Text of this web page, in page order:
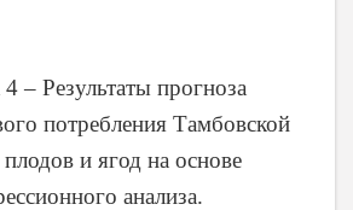
– Результаты прогноза
потребления Тамбовской
плодов и ягод на основе
анализа.